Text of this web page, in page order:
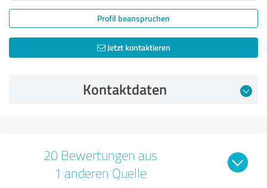
Profil beanspruchen
Jetzt kontaktieren
Kontaktdaten
20 Bewertungen aus
1 anderen Quelle